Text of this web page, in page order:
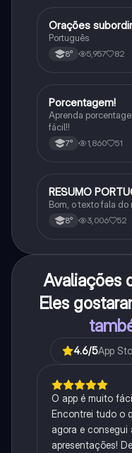
Português
Orações
Português
8° 5,957 82
Matematica
Porcentagem!
Aprenda
fácil!!
7° 1,860 51
Português
RESUMO
Bom, o texto fala
8° 3,006 52
Avaliações
Eles
4.6/5App
O app é muito
Encontrei tudo o
agora e consegui
apresentações!